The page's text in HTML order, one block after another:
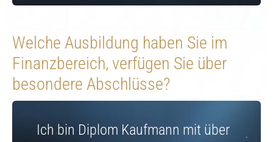
Welche Ausbildung haben Sie im
Finanzbereich, verfügen Sie über
besondere Abschlüsse?
Ich bin Diplom Kaufmann mit über